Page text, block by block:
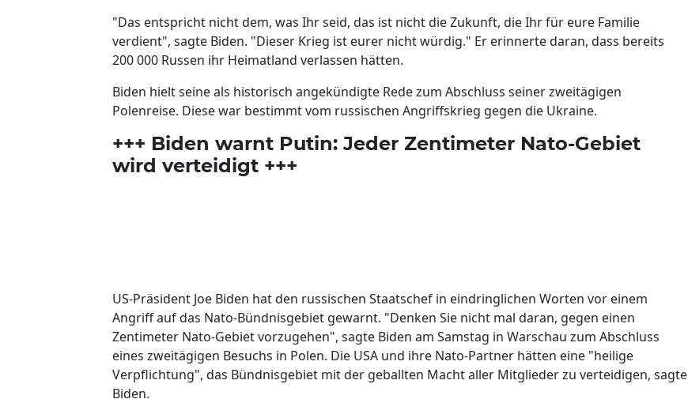
"Das entspricht nicht dem, was Ihr seid, das ist nicht die Zukunft, die Ihr für eure Familie
verdient", sagte Biden. "Dieser Krieg ist eurer nicht würdig." Er erinnerte daran, dass bereits
200 000 Russen ihr Heimatland verlassen hätten.
Biden hielt seine als historisch angekündigte Rede zum Abschluss seiner zweitägigen
Polenreise. Diese war bestimmt vom russischen Angriffskrieg gegen die Ukraine.
+++ Biden warnt Putin: Jeder Zentimeter Nato-Gebiet
wird verteidigt +++
US-Präsident Joe Biden hat den russischen Staatschef in eindringlichen Worten vor einem
Angriff auf das Nato-Bündnisgebiet gewarnt. "Denken Sie nicht mal daran, gegen einen
Zentimeter Nato-Gebiet vorzugehen", sagte Biden am Samstag in Warschau zum Abschluss
eines zweitägigen Besuchs in Polen. Die USA und ihre Nato-Partner hätten eine "heilige
Verpflichtung", das Bündnisgebiet mit der geballten Macht aller Mitglieder zu verteidigen, sagte
Biden.